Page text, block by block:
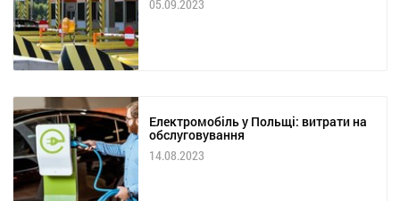
05.09.2023
Електромобіль у Польщі: витрати на
обслуговування
14.08.2023